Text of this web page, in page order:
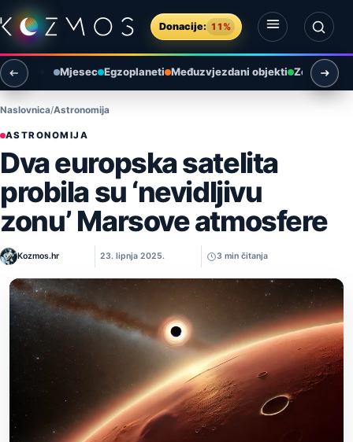
Preskoči na sadržaj
Donacije: 11%
Otvori izbornik
Otvori pretragu
Mjesec Egzoplaneti Međuzvjezdani objekti Zemlja i
Naslovnica Astronomija
ASTRONOMIJA
Dva europska satelita
probila su ‘nevidljivu
zonu’ Marsove atmosfere
Kozmos.hr 23. lipnja 2025. 3 min čitanja